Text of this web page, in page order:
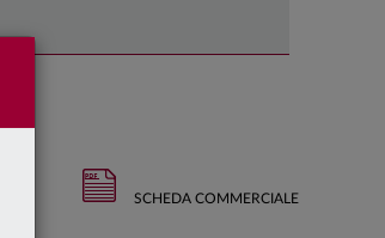
SCHEDA COMMERCIALE